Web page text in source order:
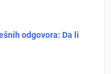
odgovora: Da li